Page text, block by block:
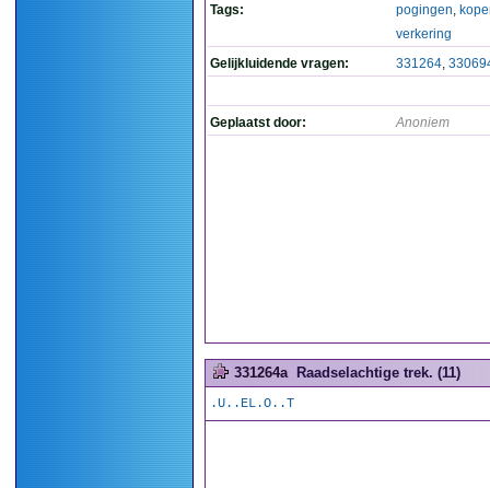
Tags:
pogingen,
verkering
Gelijkluidende vragen:
331264,
Geplaatst door: Anoniem
331264a Raadselachtige trek. (11)
.U..EL.O..T